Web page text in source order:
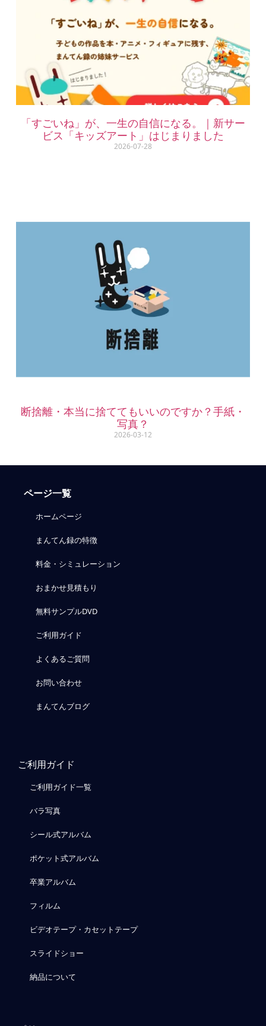
「すごいね」が、一生の自信になる。｜新サー
ビス「キッズアート」はじまりました
2026-07-28
断捨離・本当に捨ててもいいのですか？手紙・
写真？
2026-03-12
ページ一覧
ホームページ
まんてん録の特徴
料金・シミュレーション
おまかせ見積もり
無料サンプルDVD
ご利用ガイド
よくあるご質問
お問い合わせ
まんてんブログ
ご利用ガイド
ご利用ガイド一覧
バラ写真
シール式アルバム
ポケット式アルバム
卒業アルバム
フィルム
ビデオテープ・カセットテープ
スライドショー
納品について